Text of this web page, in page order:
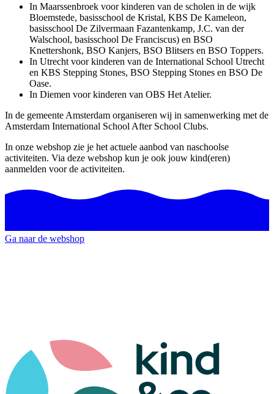
In Maarssenbroek voor kinderen van de scholen in de wijk
Bloemstede, basisschool de Kristal, KBS De Kameleon,
basisschool De Zilvermaan Fazantenkamp, J.C. van der
Walschool, basisschool De Franciscus) en BSO
Knettershonk, BSO Kanjers, BSO Blitsers en BSO Toppers.
In Utrecht voor kinderen van de International School Utrecht
en KBS Stepping Stones, BSO Stepping Stones en BSO De
Oase.
In Diemen voor kinderen van OBS Het Atelier.
In de gemeente Amsterdam organiseren wij in samenwerking met de
Amsterdam International School After School Clubs.
In onze webshop zie je het actuele aanbod van naschoolse
activiteiten. Via deze webshop kun je ook jouw kind(eren)
aanmelden voor de activiteiten.
Ga naar de webshop